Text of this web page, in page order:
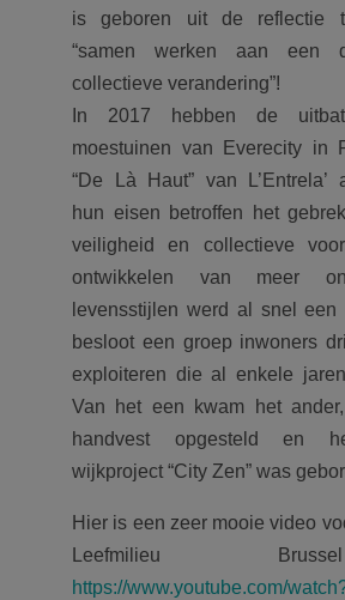
is geboren uit de reflectie
“samen werken aan een
collectieve verandering”!
In 2017 hebben de
moestuinen van Everecity in
“De Là Haut” van L’Entrela’
hun eisen betroffen het
veiligheid en collectieve
ontwikkelen van meer
levensstijlen werd al snel een
besloot een groep inwoners
exploiteren die al enkele
Van het een kwam het
handvest opgesteld en
wijkproject “City Zen” was
Hier is een zeer mooie video
Leefmilieu
https://www.youtube.com/